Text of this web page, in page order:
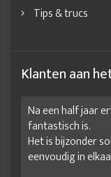
Tips & trucs
Klanten aan
Na een half jaar
fantastisch is.
Het is bijzonder
eenvoudig in